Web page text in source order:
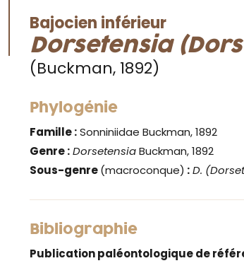
Bajocien inférieur
Dorsetensia
(Buckman, 1892)
Phylogénie
Famille :Sonniniidae Buckman, 1892
Genre :DorsetensiaBuckman, 1892
Sous-genre(macroconque) :D.
Bibliographie
Publication paléontologique de